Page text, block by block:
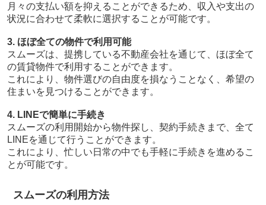
月々の支払い額を抑えることができるため、収入や支出の
状況に合わせて柔軟に選択することが可能です。
3. ほぼ全ての物件で利用可能
スムーズは、提携している不動産会社を通じて、ほぼ全て
の賃貸物件で利用することができます。
これにより、物件選びの自由度を損なうことなく、希望の
住まいを見つけることができます。
4. LINEで簡単に手続き
スムーズの利用開始から物件探し、契約手続きまで、全て
LINEを通じて行うことができます。
これにより、忙しい日常の中でも手軽に手続きを進めるこ
とが可能です。
スムーズの利用方法